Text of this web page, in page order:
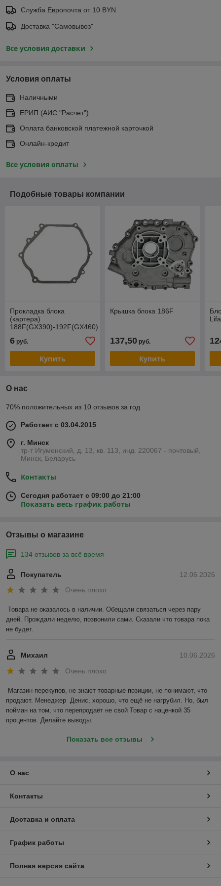
Служба Европочта от 10 BYN
Доставка "Самовывоз"
Все условия доставки
Условия оплаты
Наличными
ЕРИП (АИС "Расчет")
Оплата банковской платежной карточкой
Онлайн-кредит
Все условия оплаты
Подобные товары компании
Прокладка блока
(картера)
188F(GX390)-192F(GX460)
6 руб.
Купить
Крышка блока 186F
137,50руб.
Купить
О нас
70% положительных из 10 отзывов за год
Работает с 03.04.2015
г. Минск
тр-т Игуменский, д. 13, кв. 113, инд. 220067 - почтовый,
Минск, Беларусь
Контакты
Сегодня работает с 09:00 до 21:00
Показать весь график работы
Отзывы о магазине
134 отзывов за всё время
12.06.2026
Покупатель
Очень плохо
Товара не оказалось в наличии. Обещали связаться через пару
дней. Прождали неделю, позвонили сами. Сказали что товара пока
не будет.
10.06.2026
Михаил
Очень плохо
Магазин перекупов, не знают товарные позиции, не понимают, что
продают. Менеджер  Денис, хорошо, что ещё не нагрубил. Но, был
пойман на том, что перепродаёт не свой Товар с наценкой 35
процентов. Делайте выводы.
Показать все отзывы
О нас
Контакты
Доставка и оплата
График работы
Полная версия сайта